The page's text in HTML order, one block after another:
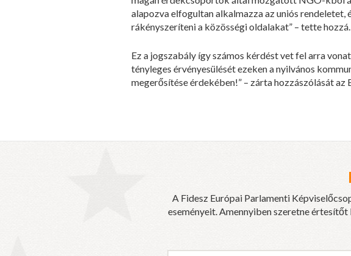
alapozva elfogultan alkalmazza az uniós
rákényszeríteni a közösségi oldalakat” – tette hozzá.
Ez a jogszabály így számos kérdést vet fel arra
tényleges érvényesülését ezeken a nyilvános
megerősítése érdekében!” – zárta hozzászólását az
A Fidesz Európai Parlamenti
eseményeit. Amennyiben szeretne